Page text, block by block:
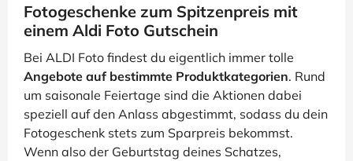
Fotogeschenke zum Spitzenpreis mit
einem Aldi Foto Gutschein
Bei ALDI Foto findest du eigentlich immer tolle
Angebote auf bestimmte Produktkategorien. Rund
um saisonale Feiertage sind die Aktionen dabei
speziell auf den Anlass abgestimmt, sodass du dein
Fotogeschenk stets zum Sparpreis bekommst.
Wenn also der Geburtstag deines Schatzes,